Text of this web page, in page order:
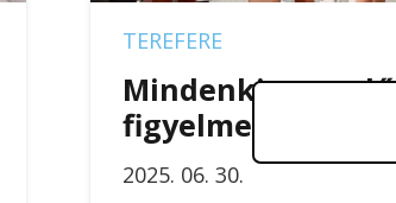
TEREFERE
Mindenki egyenlő
figyelmet kapott
2025. 06. 30.